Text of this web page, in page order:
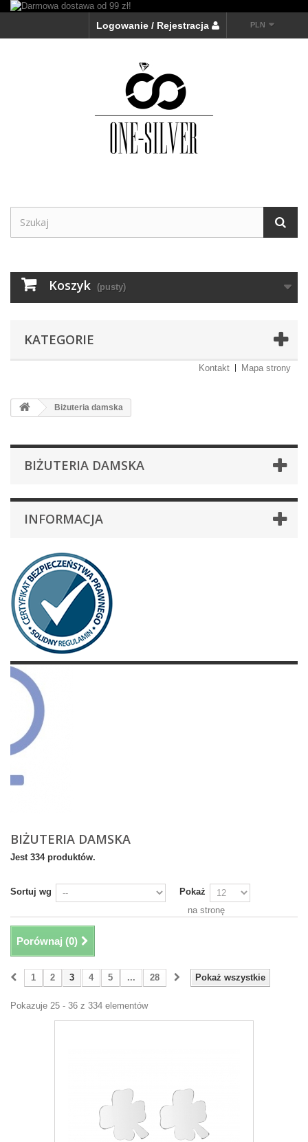
PLN
Logowanie / Rejestracja
Koszyk (pusty)
KATEGORIE
Kontakt Mapa strony
Biżuteria damska
BIŻUTERIA DAMSKA
INFORMACJA
BIŻUTERIA DAMSKA
Jest 334 produktów.
Sortuj wg
Pokaż
na stronę
Porównaj (0)
Pokaż wszystkie
1 2 3 4 5 ... 28
Pokazuje 25 - 36 z 334 elementów